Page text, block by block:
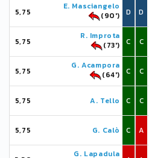
5,75
E. Masciangelo
(90')
D
5,75
R. Improta
(73')
C
5,75
G. Acampora
(64')
C
5,75 A. Tello C
5,75 G. Calò C
G. Lapadula
D
C
C
C
A